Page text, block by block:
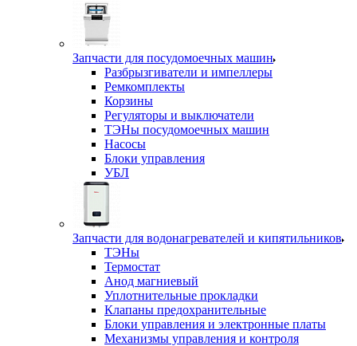
Запчасти для посудомоечных машин
Разбрызгиватели и импеллеры
Ремкомплекты
Корзины
Регуляторы и выключатели
ТЭНы посудомоечных машин
Насосы
Блоки управления
УБЛ
Запчасти для водонагревателей и кипятильников
ТЭНы
Термостат
Анод магниевый
Уплотнительные прокладки
Клапаны предохранительные
Блоки управления и электронные платы
Механизмы управления и контроля